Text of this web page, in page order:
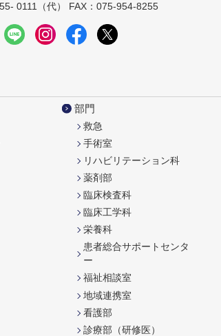
0111（代） FAX：075-954-8255
部門
救急
手術室
リハビリテーション科
薬剤部
臨床検査科
臨床工学科
栄養科
患者総合サポートセンタ
ー
福祉相談室
地域連携室
看護部
診療部（研修医）